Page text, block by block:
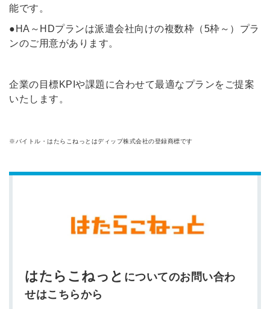
能です。
●HA～HDプランは派遣会社向けの複数枠（5枠～）プラ
ンのご用意があります。
企業の目標KPIや課題に合わせて最適なプランをご提案
いたします。
※バイトル・はたらこねっとはディップ株式会社の登録商標です
はたらこねっと についてのお問い合わ
せはこちらから